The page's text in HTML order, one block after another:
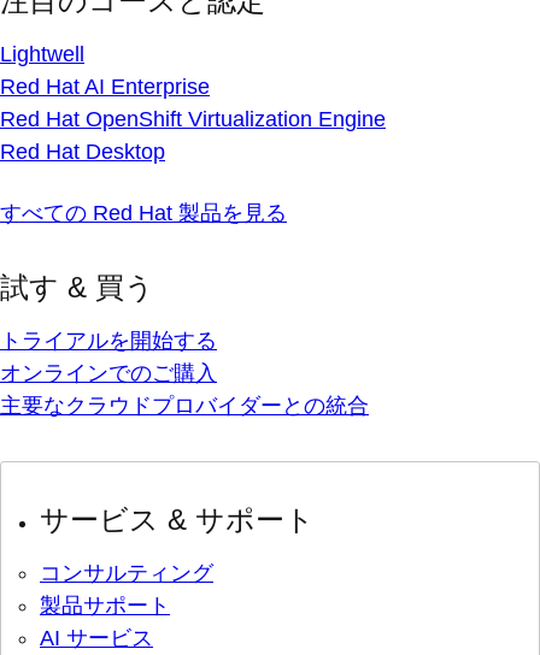
Lightwell
Red Hat AI Enterprise
Red Hat OpenShift Virtualization Engine
Red Hat Desktop
すべての Red Hat 製品を見る
試す & 買う
トライアルを開始する
オンラインでのご購入
主要なクラウドプロバイダーとの統合
サービス & サポート
コンサルティング
製品サポート
AI サービス